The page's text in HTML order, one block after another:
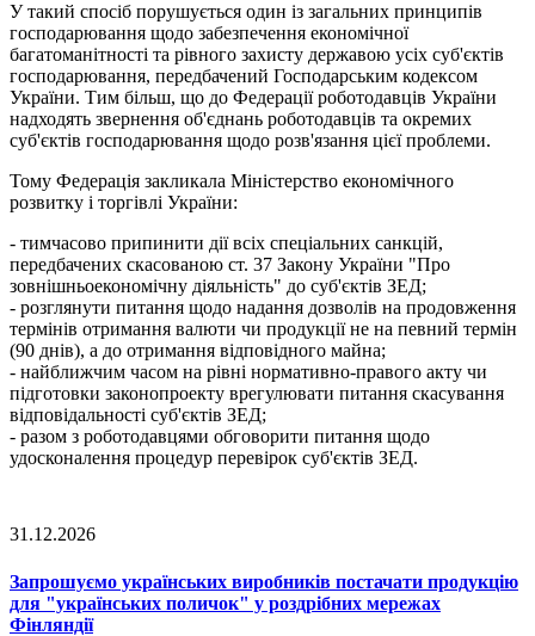
У такий спосіб порушується один із загальних принципів
господарювання щодо забезпечення економічної
багатоманітності та рівного захисту державою усіх суб'єктів
господарювання, передбачений Господарським кодексом
України. Тим більш, що до Федерації роботодавців України
надходять звернення об'єднань роботодавців та окремих
суб'єктів господарювання щодо розв'язання цієї проблеми.
Тому Федерація закликала Міністерство економічного
розвитку і торгівлі України:
- тимчасово припинити дії всіх спеціальних санкцій,
передбачених скасованою ст. 37 Закону України "Про
зовнішньоекономічну діяльність" до суб'єктів ЗЕД;
- розглянути питання щодо надання дозволів на продовження
термінів отримання валюти чи продукції не на певний термін
(90 днів), а до отримання відповідного майна;
- найближчим часом на рівні нормативно-правого акту чи
підготовки законопроекту врегулювати питання скасування
відповідальності суб'єктів ЗЕД;
- разом з роботодавцями обговорити питання щодо
удосконалення процедур перевірок суб'єктів ЗЕД.
31.12.2026
Запрошуємо українських виробників постачати продукцію
для "українських поличок" у роздрібних мережах
Фінляндії